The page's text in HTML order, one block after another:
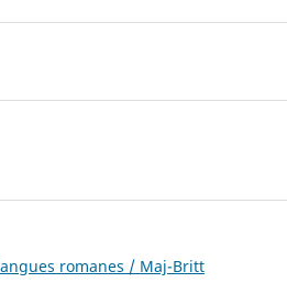
romanes / Maj-Britt